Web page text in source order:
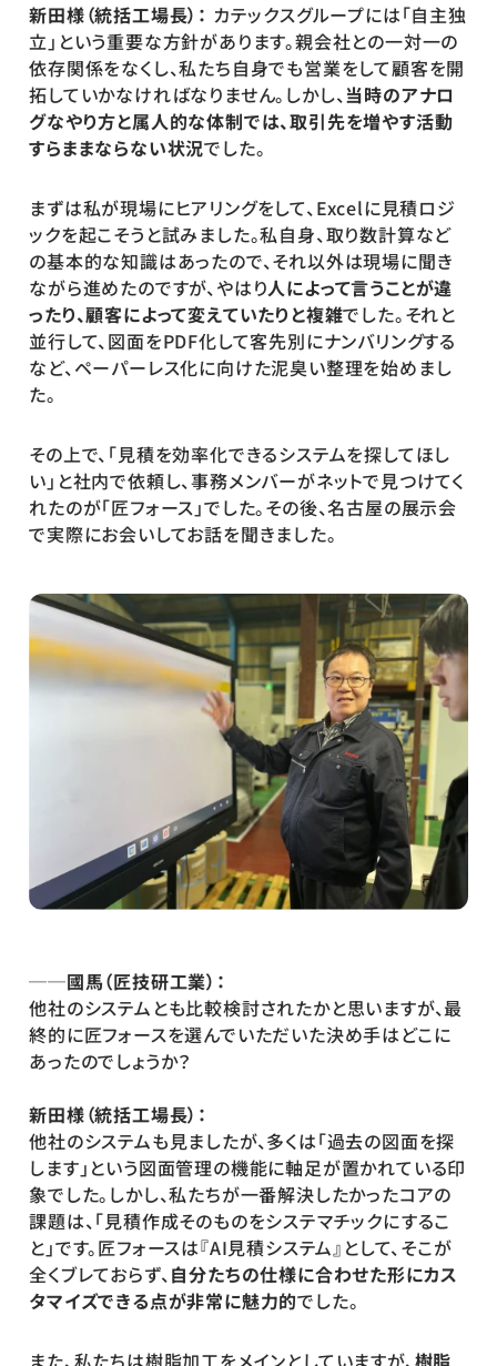
新田様（統括工場長）： カテックスグループには「自主独
立」という重要な方針があります。親会社との一対一の
依存関係をなくし、私たち自身でも営業をして顧客を開
拓していかなければなりません。しかし、当時のアナロ
グなやり方と属人的な体制では、取引先を増やす活動
すらままならない状況でした。
まずは私が現場にヒアリングをして、Excelに見積ロジ
ックを起こそうと試みました。私自身、取り数計算など
の基本的な知識はあったので、それ以外は現場に聞き
ながら進めたのですが、やはり人によって言うことが違
ったり、顧客によって変えていたりと複雑でした。それと
並行して、図面をPDF化して客先別にナンバリングする
など、ペーパーレス化に向けた泥臭い整理を始めまし
た。
その上で、「見積を効率化できるシステムを探してほし
い」と社内で依頼し、事務メンバーがネットで見つけてく
れたのが「匠フォース」でした。その後、名古屋の展示会
で実際にお会いしてお話を聞きました。
──國馬（匠技研工業）：
他社のシステムとも比較検討されたかと思いますが、最
終的に匠フォースを選んでいただいた決め手はどこに
あったのでしょうか？
新田様（統括工場長）：
他社のシステムも見ましたが、多くは「過去の図面を探
します」という図面管理の機能に軸足が置かれている印
象でした。しかし、私たちが一番解決したかったコアの
課題は、「見積作成そのものをシステマチックにするこ
と」です。匠フォースは『AI見積システム』として、そこが
全くブレておらず、自分たちの仕様に合わせた形にカス
タマイズできる点が非常に魅力的でした。
また、私たちは樹脂加工をメインとしていますが、 樹脂